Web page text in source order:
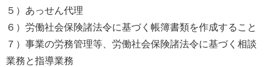
５）あっせん代理
６）労働社会保険諸法令に基づく帳簿書類を作成すること
７）事業の労務管理等、労働社会保険諸法令に基づく相談
業務と指導業務